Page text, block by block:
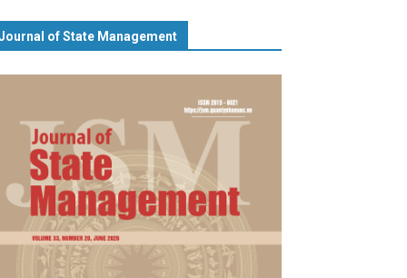
of State Management